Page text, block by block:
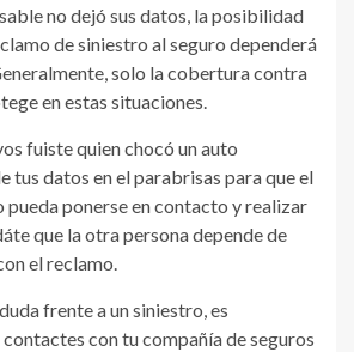
no dejó sus datos, la posibilidad
de siniestro al seguro dependerá
solo la cobertura contra
en estas situaciones.
fuiste quien chocó un auto
tus datos en el parabrisas para que el
pueda ponerse en contacto y realizar
que la otra persona depende de
el reclamo.
frente a un siniestro, es
con tu compañía de seguros